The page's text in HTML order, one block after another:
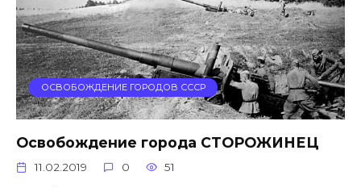
ОСВОБОЖДЕНИЕ ГОРОДОВ СССР
Освобождение города СТОРОЖИНЕЦ
11.02.2019 0 51